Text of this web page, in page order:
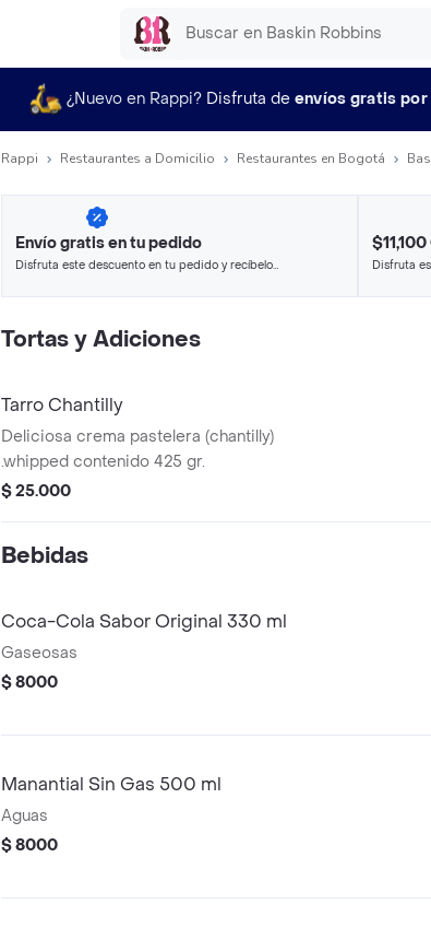
¿Nuevo en Rappi? Disfruta de envíos gratis por
Rappi Restaurantes a Domicilio Restaurantes en Bogotá
Envío gratis en tu pedido
Disfruta este descuento en tu pedido y recíbelo
Disfruta
Tortas y Adiciones
Tarro Chantilly
Deliciosa crema pastelera (chantilly)
.whipped contenido 425 gr.
$ 25.000
Bebidas
Coca-Cola Sabor Original 330 ml
Gaseosas
$ 8000
Manantial Sin Gas 500 ml
Aguas
$ 8000